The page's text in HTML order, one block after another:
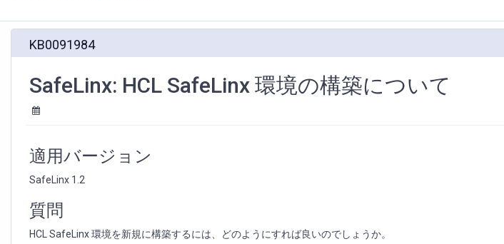
KB0091984
SafeLinx: HCL SafeLinx 環境の構築について
適用バージョン
SafeLinx 1.2
質問
HCL SafeLinx 環境を新規に構築するには、どのようにすれば良いのでしょうか。